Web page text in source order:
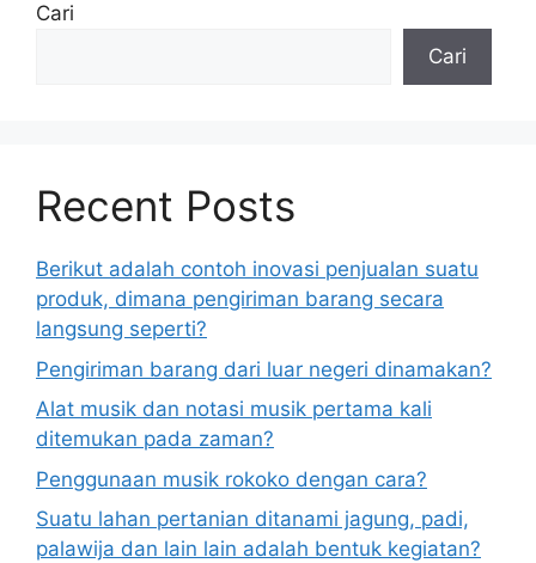
Cari
Cari
Recent Posts
Berikut adalah contoh inovasi penjualan suatu
produk, dimana pengiriman barang secara
langsung seperti?
Pengiriman barang dari luar negeri dinamakan?
Alat musik dan notasi musik pertama kali
ditemukan pada zaman?
Penggunaan musik rokoko dengan cara?
Suatu lahan pertanian ditanami jagung, padi,
palawija dan lain lain adalah bentuk kegiatan?